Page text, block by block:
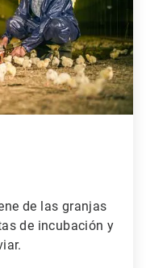
de las granjas
de incubación y